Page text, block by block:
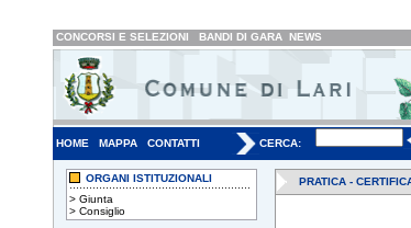
CONCORSI E SELEZIONI BANDI DI GARA NEWS
HOME MAPPA CONTATTI CERCA:
ORGANI ISTITUZIONALI
> Giunta
> Consiglio
PRATICA -